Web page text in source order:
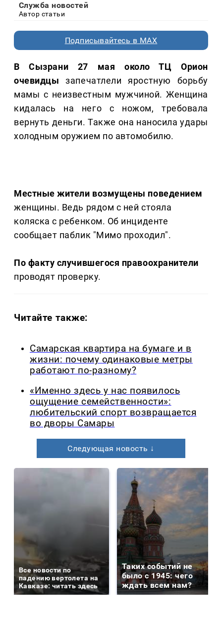
Служба новостей
Автор статьи
Подписывайтесь в MAX
В Сызрани 27 мая около ТЦ Орион
очевидцы запечатлели яростную борьбу
мамы с неизвестным мужчиной. Женщина
кидалась на него с ножом, требовала
вернуть деньги. Также она наносила удары
холодным оружием по автомобилю.
Местные жители возмущены поведением
женщины. Ведь рядом с ней стояла
коляска с ребенком. Об инциденте
сообщает паблик "Мимо проходил".
По факту случившегося правоохранители
проводят проверку.
Читайте также:
Самарская квартира на бумаге и в
жизни: почему одинаковые метры
работают по-разному?
«Именно здесь у нас появилось
ощущение семейственности»:
любительский спорт возвращается
во дворы Самары
Следующая новость ↓
Все новости по
падению вертолета на
Кавказе: читать здесь
Таких событий не
было с 1945: чего
ждать всем нам?